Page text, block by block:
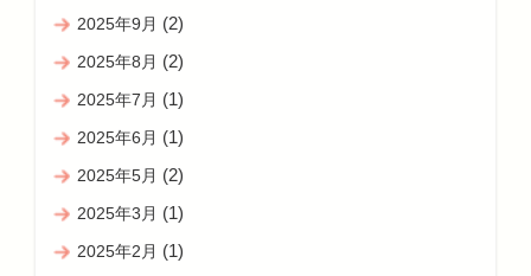
2025年9月 (2)
2025年8月 (2)
2025年7月 (1)
2025年6月 (1)
2025年5月 (2)
2025年3月 (1)
2025年2月 (1)